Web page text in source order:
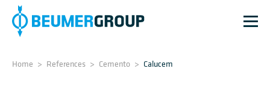
Home > References > Cemento > Calucem